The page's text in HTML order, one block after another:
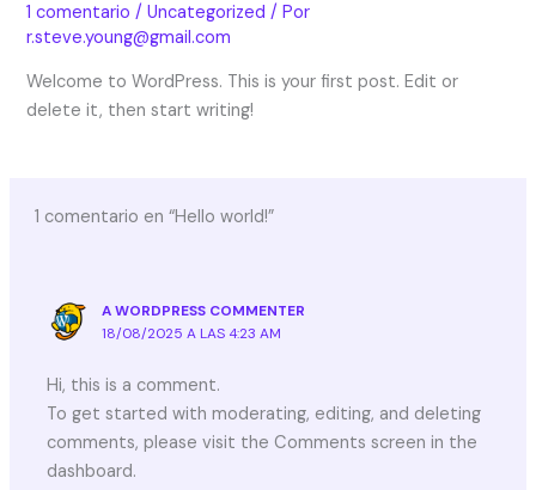
1 comentario /Uncategorized / Por
r.steve.young@gmail.com
Welcome to WordPress. This is your first post. Edit or
delete it, then start writing!
1 comentario en “Hello world!”
A WORDPRESS COMMENTER
18/08/2025 A LAS 4:23 AM
Hi, this is a comment.
To get started with moderating, editing, and deleting
comments, please visit the Comments screen in the
dashboard.